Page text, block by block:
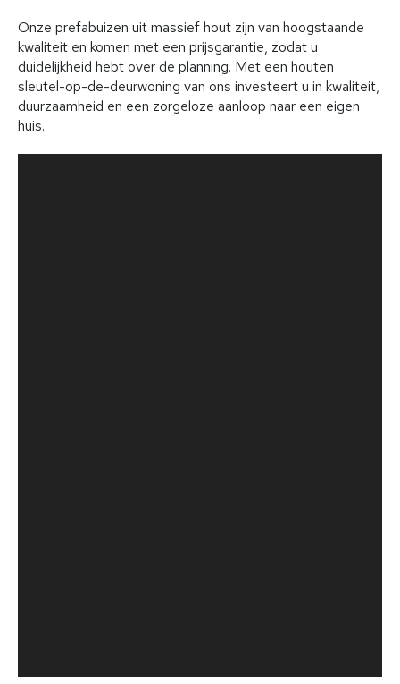
Onze prefabuizen uit massief hout zijn van hoogstaande
kwaliteit en komen met een prijsgarantie, zodat u
duidelijkheid hebt over de planning. Met een houten
sleutel-op-de-deurwoning van ons investeert u in kwaliteit,
duurzaamheid en een zorgeloze aanloop naar een eigen
huis.